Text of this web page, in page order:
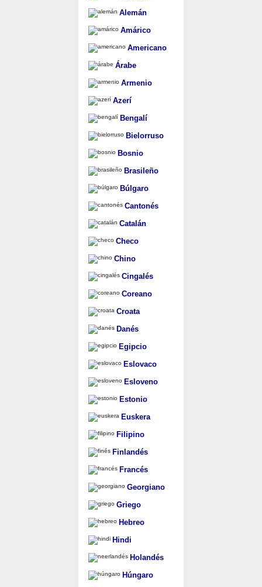
Alemán
Amárico
Americano
Árabe
Armenio
Azerí
Bengalí
Bielorruso
Bosnio
Brasileño
Búlgaro
Cantonés
Catalán
Checo
Chino
Cingalés
Coreano
Croata
Danés
Egipcio
Eslovaco
Esloveno
Estonio
Euskera
Filipino
Finlandés
Francés
Georgiano
Griego
Hebreo
Hindi
Holandés
Húngaro